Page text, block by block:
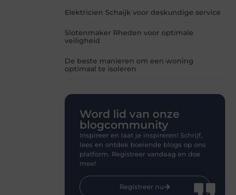
Elektricien Schaijk voor deskundige service
Slotenmaker Rheden voor optimale
veiligheid
De beste manieren om een woning
optimaal te isoleren
Word lid van onze
blogcommunity
Inspireer en laat je inspireren! Schrijf,
lees en ontdek boeiende blogs op ons
platform. Registreer vandaag en doe
mee!
Registreer nu